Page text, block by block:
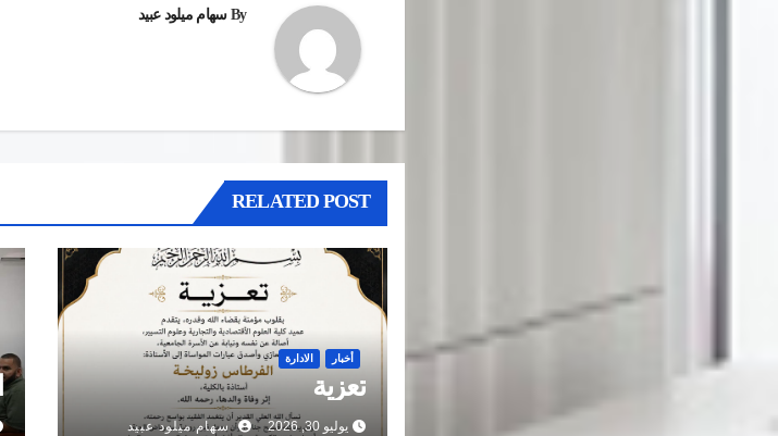
By سهام ميلود عبيد
RELATED POST
أخبار الادارة
تعزية
يوليو 30, 2026 سهام ميلود عبيد